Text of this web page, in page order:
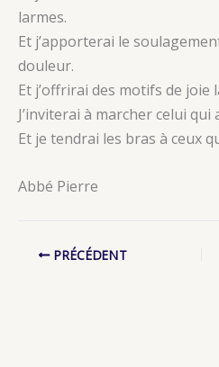
larmes.
Et j’apporterai le
douleur.
Et j’offrirai des motifs de joie
J’inviterai à marcher celui qui
Et je tendrai les bras à ceux
Abbé Pierre
PRÉCÉDENT